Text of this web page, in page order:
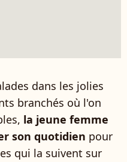
dans les jolies
branchés où l'on
la jeune femme
son quotidien pour
qui la suivent sur